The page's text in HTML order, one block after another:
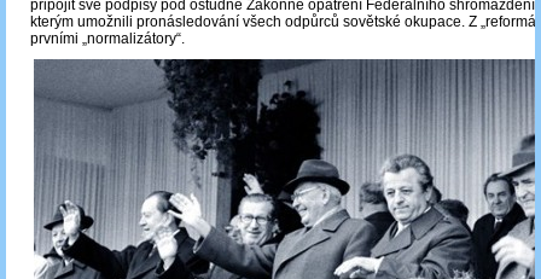
připojit své podpisy pod ostudné Zákonné opatření Federálního shromáždění
kterým umožnili pronásledování všech odpůrců sovětské okupace. Z
prvními „normalizátory“.